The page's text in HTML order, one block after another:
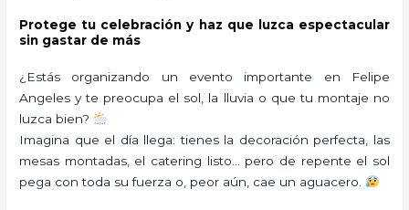
Protege tu celebración y haz que luzca espectacular
sin gastar de más
¿Estás organizando un evento importante en Felipe
Angeles y te preocupa el sol, la lluvia o que tu montaje no
luzca bien?
Imagina que el día llega: tienes la decoración perfecta, las
mesas montadas, el catering listo… pero de repente el sol
pega con toda su fuerza o, peor aún, cae un aguacero.